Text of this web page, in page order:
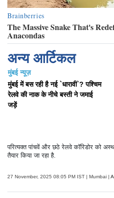
अन्य आर्टिकल
मुंबई न्यूज़
मुंबई में बस रही है नई `धारावी`? पश्चिम
रेलवे की नाक के नीचे बस्ती ने जमाई
जड़ें
परित्यक्त पांचवें और छठे रेलवे कॉरिडोर को
तैयार किया जा रहा है.
27 November, 2025 08:05 PM IST | Mumbai |